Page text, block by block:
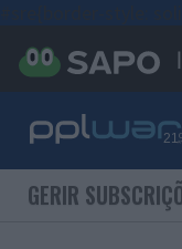
GERIR